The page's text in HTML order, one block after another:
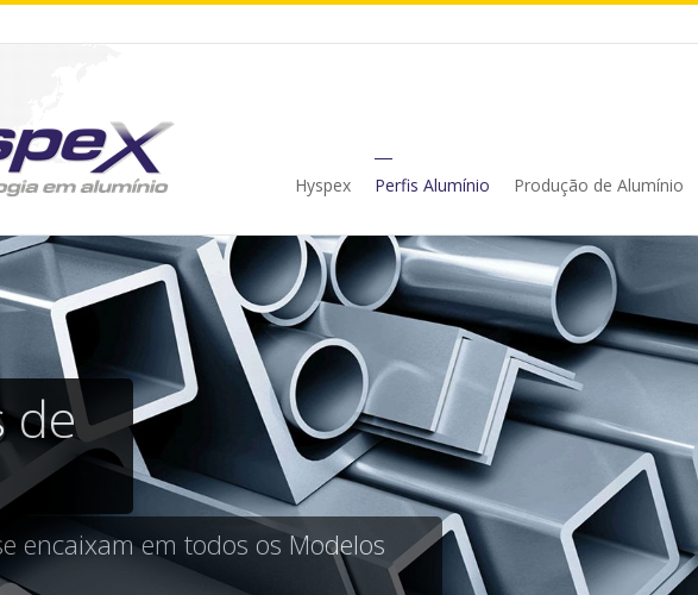
Hyspex Perfis Alumínio Produção de Alumínio
de
encaixam em todos os Modelos